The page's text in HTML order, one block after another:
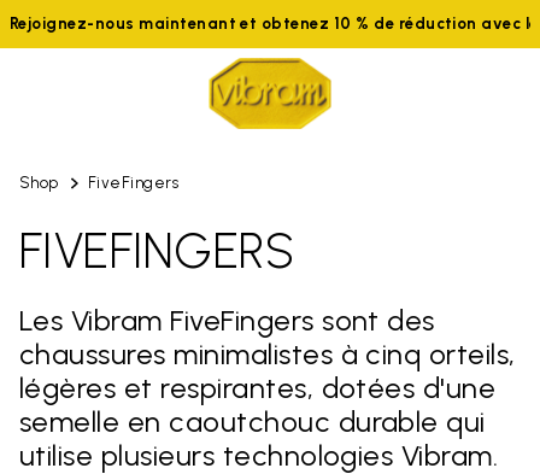
nous maintenant et obtenez 10 % de réduction avec le code
Shop FiveFingers
FIVEFINGERS
Les Vibram FiveFingers sont des
chaussures minimalistes à cinq orteils,
légères et respirantes, dotées d'une
semelle en caoutchouc durable qui
utilise plusieurs technologies Vibram.